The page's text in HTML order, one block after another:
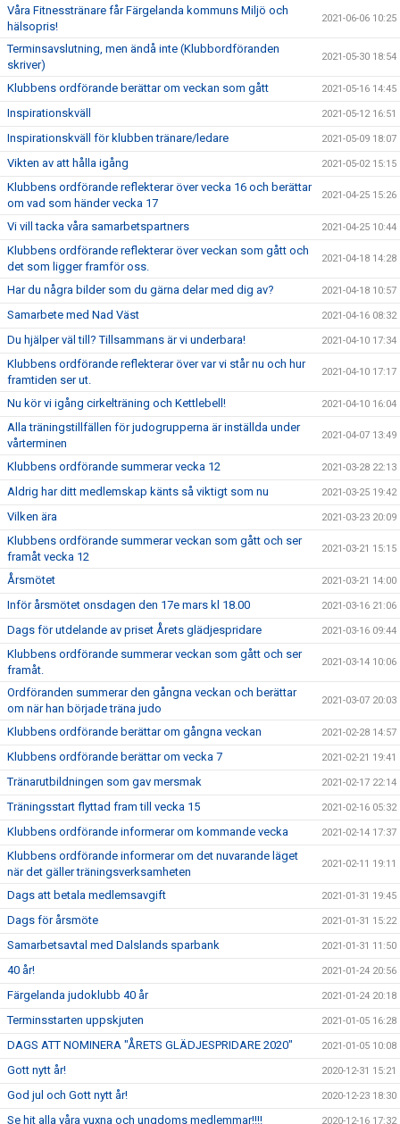
Våra Fitnesstränare får Färgelanda kommuns Miljö och
hälsopris!
2021-06-06 10:25
Terminsavslutning, men ändå inte (Klubbordföranden
skriver)
2021-05-30 18:54
Klubbens ordförande berättar om veckan som gått 2021-05-16 14:45
Inspirationskväll 2021-05-12 16:51
Inspirationskväll för klubben tränare/ledare 2021-05-09 18:07
Vikten av att hålla igång 2021-05-02 15:15
Klubbens ordförande reflekterar över vecka 16 och berättar
om vad som händer vecka 17
2021-04-25 15:26
Vi vill tacka våra samarbetspartners 2021-04-25 10:44
Klubbens ordförande reflekterar över veckan som gått och
det som ligger framför oss.
2021-04-18 14:28
Har du några bilder som du gärna delar med dig av? 2021-04-18 10:57
Samarbete med Nad Väst 2021-04-16 08:32
Du hjälper väl till? Tillsammans är vi underbara! 2021-04-10 17:34
Klubbens ordförande reflekterar över var vi står nu och hur
framtiden ser ut.
2021-04-10 17:17
Nu kör vi igång cirkelträning och Kettlebell! 2021-04-10 16:04
Alla träningstillfällen för judogrupperna är inställda under
vårterminen
2021-04-07 13:49
Klubbens ordförande summerar vecka 12 2021-03-28 22:13
Aldrig har ditt medlemskap känts så viktigt som nu 2021-03-25 19:42
Vilken ära 2021-03-23 20:09
Klubbens ordförande summerar veckan som gått och ser
framåt vecka 12
2021-03-21 15:15
Årsmötet 2021-03-21 14:00
Inför årsmötet onsdagen den 17e mars kl 18.00 2021-03-16 21:06
Dags för utdelande av priset Årets glädjespridare 2021-03-16 09:44
Klubbens ordförande summerar veckan som gått och ser
framåt.
2021-03-14 10:06
Ordföranden summerar den gångna veckan och berättar
om när han började träna judo
2021-03-07 20:03
Klubbens ordförande berättar om gångna veckan 2021-02-28 14:57
Klubbens ordförande berättar om vecka 7 2021-02-21 19:41
Tränarutbildningen som gav mersmak 2021-02-17 22:14
Träningsstart flyttad fram till vecka 15 2021-02-16 05:32
Klubbens ordförande informerar om kommande vecka 2021-02-14 17:37
Klubbens ordförande informerar om det nuvarande läget
när det gäller träningsverksamheten
2021-02-11 19:11
Dags att betala medlemsavgift 2021-01-31 19:45
Dags för årsmöte 2021-01-31 15:22
Samarbetsavtal med Dalslands sparbank 2021-01-31 11:50
40 år! 2021-01-24 20:56
Färgelanda judoklubb 40 år 2021-01-24 20:18
Terminsstarten uppskjuten 2021-01-05 16:28
DAGS ATT NOMINERA "ÅRETS GLÄDJESPRIDARE 2020" 2021-01-05 10:08
Gott nytt år! 2020-12-31 15:21
God jul och Gott nytt år! 2020-12-23 18:30
Se hit alla våra vuxna och ungdoms medlemmar!!!! 2020-12-16 17:32